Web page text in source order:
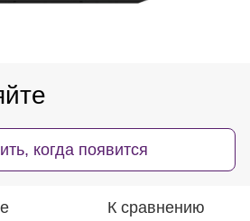
когда появится
К сравнению